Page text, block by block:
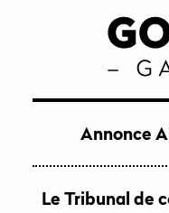
Annonce
Le Tribunal de